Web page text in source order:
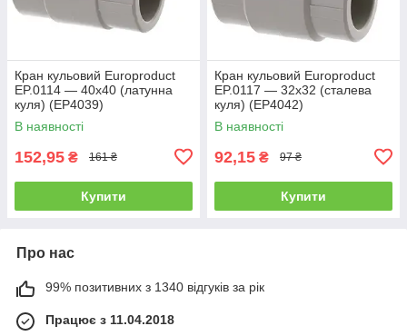
Кран кульовий Europroduct
EP.0114 — 40x40 (латунна
куля) (EP4039)
В наявності
152,95 ₴ 161 ₴
Купити
Кран кульовий Europroduct
EP.0117 — 32x32 (сталева
куля) (EP4042)
В наявності
92,15 ₴ 97 ₴
Купити
Про нас
99% позитивних з 1340 відгуків за рік
Працює з 11.04.2018